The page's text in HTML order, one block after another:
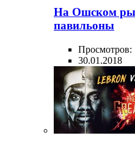
На Ошском
павильоны
Просмотров:
30.01.2018